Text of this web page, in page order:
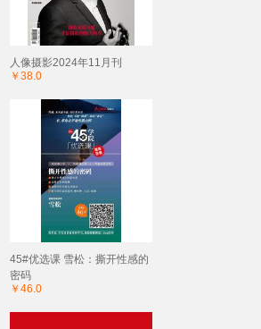
人像摄影2024年11月刊
￥38.0
45#优选课 雪松：撕开性感的
密码
￥46.0